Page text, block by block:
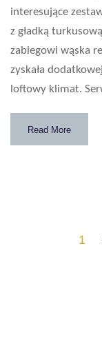
interesujące
z gładką
zabiegowi wąska
zyskała
loftowy klimat.
Read More
1